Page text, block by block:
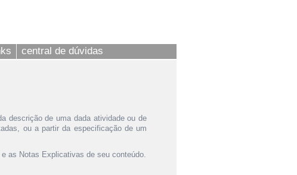
central de dúvidas
descrição de uma dada atividade ou de
ou a partir da especificação de um
as Notas Explicativas de seu conteúdo.